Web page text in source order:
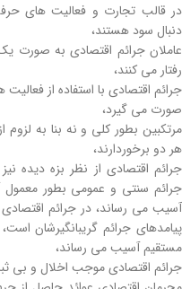
در قالب تجارت و فعالیت­ های
دنبال سود هستند،
عاملان جرائم اقتصادی به­ صورت
رفتار می­ کنند،
جرائم اقتصادی با استفاده از
صورت می­ گیرد،
مرتکبین بطور کلی و نه بنا به
هر دو برخوردارند،
جرائم اقتصادی از نظر بزه دیده
جرائم سنتی و عمومی بطور معمول
آسیب می رساند، در جرائم اقتصادی
پیامدهای جرائم گریبانگیرشان
مستقیم آسیب می­ رساند،
جرائم اقتصادی موجب اخلال و بی